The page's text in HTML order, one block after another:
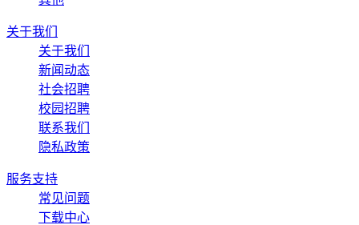
关于我们
关于我们
新闻动态
社会招聘
校园招聘
联系我们
隐私政策
服务支持
常见问题
下载中心